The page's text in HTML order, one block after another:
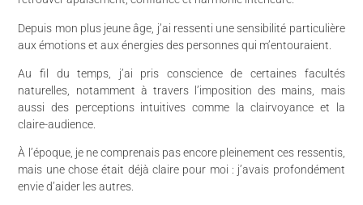
Depuis mon plus jeune âge, j’ai ressenti une sensibilité particulière
aux émotions et aux énergies des personnes qui m’entouraient.
Au fil du temps, j’ai pris conscience de certaines facultés
naturelles, notamment à travers l’imposition des mains, mais
aussi des perceptions intuitives comme la clairvoyance et la
claire-audience.
À l’époque, je ne comprenais pas encore pleinement ces ressentis,
mais une chose était déjà claire pour moi : j’avais profondément
envie d’aider les autres.